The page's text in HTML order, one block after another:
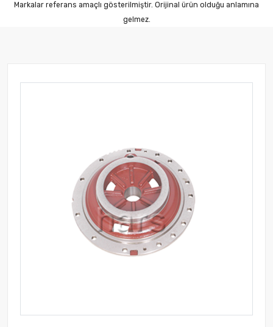
Markalar referans amaçlı gösterilmiştir. Orijinal ürün olduğu anlamına
gelmez.